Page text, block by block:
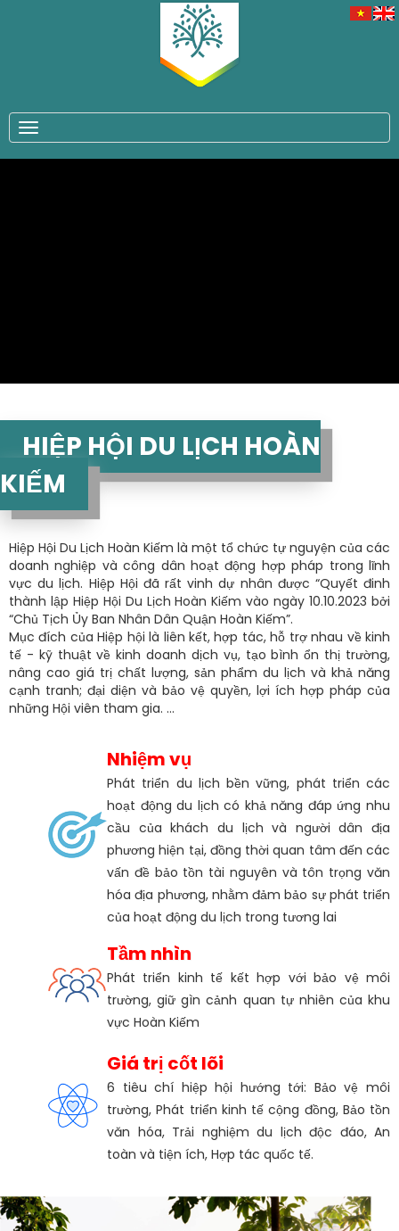
HIỆP HỘI DU LỊCH HOÀN
KIẾM
Hiệp Hội Du Lịch Hoàn Kiếm là một tổ chức tự nguyện của các
doanh nghiệp và công dân hoạt động hợp pháp trong lĩnh
vực du lịch. Hiệp Hội đã rất vinh dự nhân được “Quyết đinh
thành lập Hiệp Hội Du Lịch Hoàn Kiếm vào ngày 10.10.2023 bởi
“Chủ Tịch Ủy Ban Nhân Dân Quận Hoàn Kiếm”.
Mục đích của Hiệp hội là liên kết, hợp tác, hỗ trợ nhau về kinh
tế - kỹ thuật về kinh doanh dịch vụ, tạo bình ổn thị trường,
nâng cao giá trị chất lượng, sản phẩm du lịch và khả năng
cạnh tranh; đại diện và bảo vệ quyền, lợi ích hợp pháp của
những Hội viên tham gia. ...
Nhiệm vụ
Phát triển du lịch bền vững, phát triển các
hoạt động du lịch có khả năng đáp ứng nhu
cầu của khách du lịch và người dân địa
phương hiện tại, đồng thời quan tâm đến các
vấn đề bảo tồn tài nguyên và tôn trọng văn
hóa địa phương, nhằm đảm bảo sự phát triển
của hoạt động du lịch trong tương lai
Tầm nhìn
Phát triển kinh tế kết hợp với bảo vệ môi
trường, giữ gìn cảnh quan tự nhiên của khu
vực Hoàn Kiếm
Giá trị cốt lõi
6 tiêu chí hiệp hội hướng tới: Bảo vệ môi
trường, Phát triển kinh tế cộng đồng, Bảo tồn
văn hóa, Trải nghiệm du lịch độc đáo, An
toàn và tiện ích, Hợp tác quốc tế.